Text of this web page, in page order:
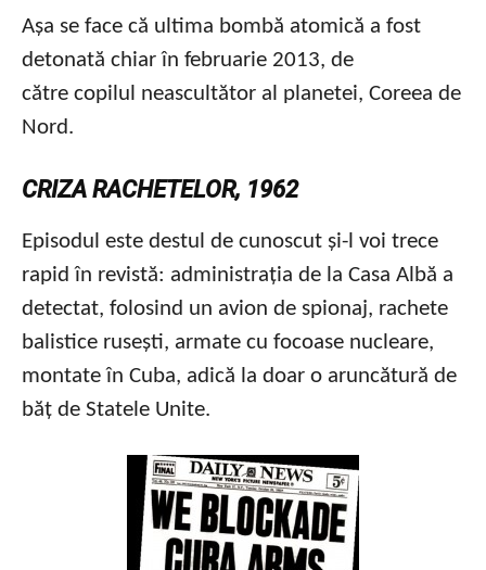
Așa se face că ultima bombă atomică a fost
detonată chiar în februarie 2013, de
către copilul neascultător al planetei, Coreea de
Nord.
CRIZA RACHETELOR, 1962
Episodul este destul de cunoscut și-l voi trece
rapid în revistă: administrația de la Casa Albă a
detectat, folosind un avion de spionaj, rachete
balistice rusești, armate cu focoase nucleare,
montate în Cuba, adică la doar o aruncătură de
băț de Statele Unite.